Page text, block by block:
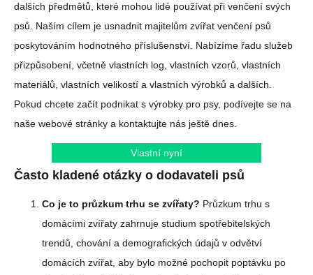
dalších předmětů, které mohou lidé používat při venčení svých
psů. Naším cílem je usnadnit majitelům zvířat venčení psů
poskytováním hodnotného příslušenství. Nabízíme řadu služeb
přizpůsobení, včetně vlastních log, vlastních vzorů, vlastních
materiálů, vlastních velikostí a vlastních výrobků a dalších.
Pokud chcete začít podnikat s výrobky pro psy, podívejte se na
naše webové stránky a kontaktujte nás ještě dnes.
Vlastní nyní
Často kladené otázky o dodavateli psů
Co je to průzkum trhu se zvířaty? Průzkum trhu s
domácími zvířaty zahrnuje studium spotřebitelských
trendů, chování a demografických údajů v odvětví
domácích zvířat, aby bylo možné pochopit poptávku po